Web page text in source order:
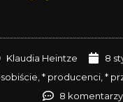
Klaudia Heintze
8
* producenci, *
8 komentarzy